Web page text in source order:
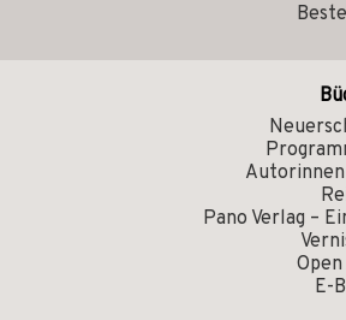
Pano Verlag –
Open
E-